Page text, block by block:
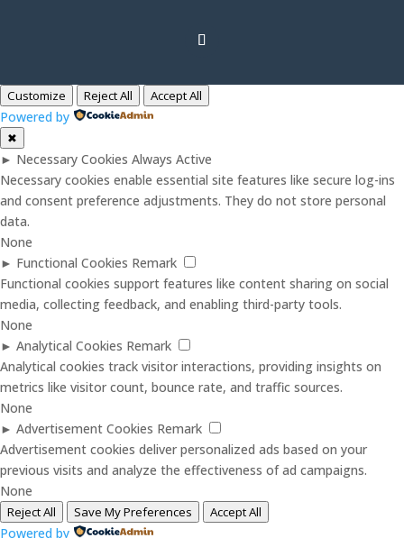
Customize Reject All Accept All
Powered by
✖
► Necessary Cookies Always Active
Necessary cookies enable essential site features like secure log-ins
and consent preference adjustments. They do not store personal
data.
None
► Functional Cookies Remark
Functional cookies support features like content sharing on social
media, collecting feedback, and enabling third-party tools.
None
► Analytical Cookies Remark
Analytical cookies track visitor interactions, providing insights on
metrics like visitor count, bounce rate, and traffic sources.
None
► Advertisement Cookies Remark
Advertisement cookies deliver personalized ads based on your
previous visits and analyze the effectiveness of ad campaigns.
None
Reject All Save My Preferences Accept All
Powered by